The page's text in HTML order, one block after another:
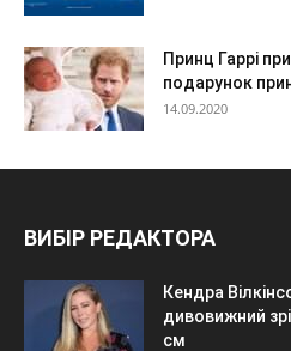
Принц Гаррі
подарунок
14.09.2020
ВИБІР РЕДАКТОРА
Кендра
дивовижний
см